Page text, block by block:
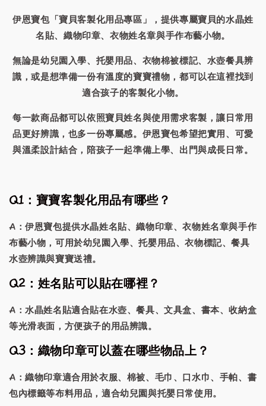
伊恩寶包「寶貝客製化用品專區」，提供專屬寶貝的水晶姓
名貼、織物印章、衣物姓名章與手作布藝小物。
無論是幼兒園入學、托嬰用品、衣物棉被標記、水壺餐具辨
識，或是想準備一份有溫度的寶寶禮物，都可以在這裡找到
適合孩子的客製化小物。
每一款商品都可以依照寶貝姓名與使用需求客製，讓日常用
品更好辨識，也多一份專屬感。伊恩寶包希望把實用、可愛
與溫柔設計結合，陪孩子一起準備上學、出門與成長日常。
Q1：寶寶客製化用品有哪些？
A：伊恩寶包提供水晶姓名貼、織物印章、衣物姓名章與手作
布藝小物，可用於幼兒園入學、托嬰用品、衣物標記、餐具
水壺辨識與寶寶送禮。
Q2：姓名貼可以貼在哪裡？
A：水晶姓名貼適合貼在水壺、餐具、文具盒、書本、收納盒
等光滑表面，方便孩子的用品辨識。
Q3：織物印章可以蓋在哪些物品上？
A：織物印章適合用於衣服、棉被、毛巾、口水巾、手帕、書
包內標籤等布料用品，適合幼兒園與托嬰日常使用。